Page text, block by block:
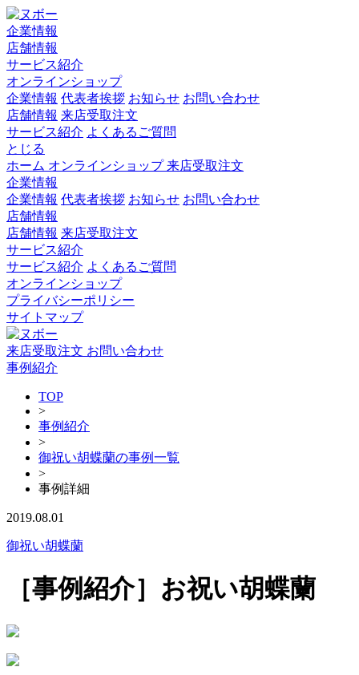
企業情報
店舗情報
サービス紹介
オンラインショップ
企業情報 代表者挨拶 お知らせ お問い合わせ
店舗情報 来店受取注文
サービス紹介 よくあるご質問
とじる
ホーム オンラインショップ来店受取注文
企業情報
企業情報 代表者挨拶 お知らせ お問い合わせ
店舗情報
店舗情報 来店受取注文
サービス紹介
サービス紹介 よくあるご質問
オンラインショップ
プライバシーポリシー
サイトマップ
来店受取注文 お問い合わせ
事例紹介
TOP
>
事例紹介
>
御祝い胡蝶蘭の事例一覧
>
事例詳細
2019.08.01
御祝い胡蝶蘭
［事例紹介］お祝い胡蝶蘭